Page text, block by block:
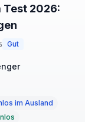
Test 2026:
Gut
im Ausland